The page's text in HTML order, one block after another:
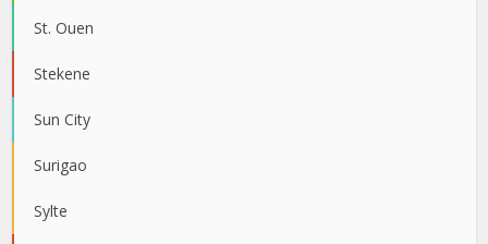
St. Ouen
Stekene
Sun City
Surigao
Sylte